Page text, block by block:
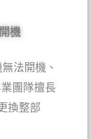
機
法開機、
團隊擅長
換整部